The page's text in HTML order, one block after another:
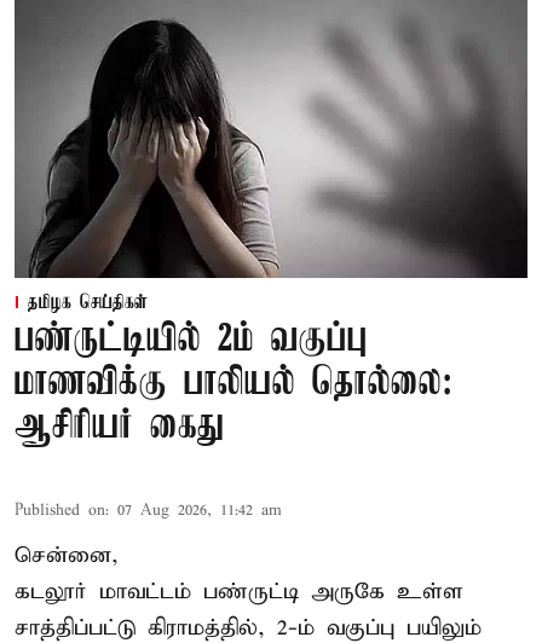
தமிழக செய்திகள்
பண்ருட்டியில் 2ம் வகுப்பு
மாணவிக்கு பாலியல் தொல்லை:
ஆசிரியர் கைது
Published on: 07 Aug 2026, 11:42 am
சென்னை,
கடலூர் மாவட்டம் பண்ருட்டி அருகே உள்ள
சாத்திப்பட்டு கிராமத்தில், 2-ம் வகுப்பு பயிலும்